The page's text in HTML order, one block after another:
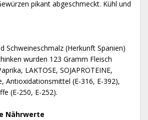
pikant abgeschmeckt. Kühl und
Schweineschmalz (Herkunft Spanien)
wurden 123 Gramm Fleisch
LAKTOSE, SOJAPROTEINE,
Antioxidationsmittel (E-316, E-392),
(E-250, E-252).
Nährwerte